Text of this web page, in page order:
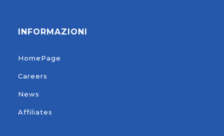
INFORMAZIONI
HomePage
Careers
News
Affiliates